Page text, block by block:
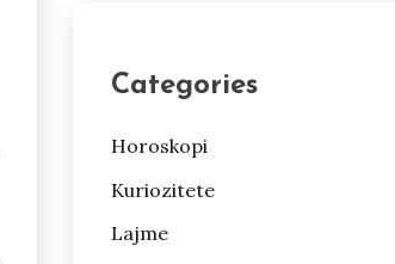
Categories
Horoskopi
Kuriozitete
Lajme